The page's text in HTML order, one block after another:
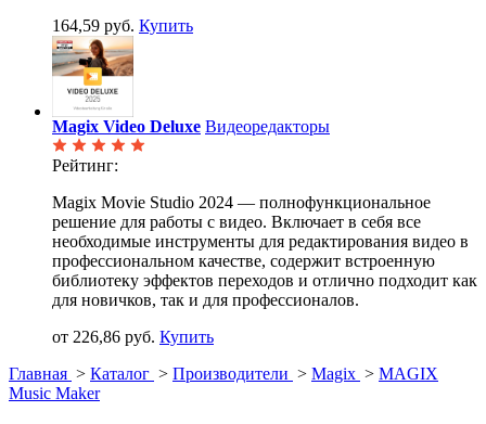
164,59 руб. Купить
Magix Video Deluxe Видеоредакторы
Рейтинг:
Magix Movie Studio 2024 — полнофункциональное
решение для работы с видео. Включает в себя все
необходимые инструменты для редактирования видео в
профессиональном качестве, содержит встроенную
библиотеку эффектов переходов и отлично подходит как
для новичков, так и для профессионалов.
от 226,86 руб. Купить
Главная > Каталог > Производители > Magix > MAGIX
Music Maker